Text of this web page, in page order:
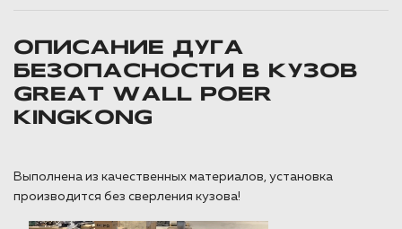
ОПИСАНИЕ ДУГА
БЕЗОПАСНОСТИ В КУЗОВ
GREAT WALL POER
KINGKONG
Выполнена из качественных материалов, установка
производится без сверления кузова!